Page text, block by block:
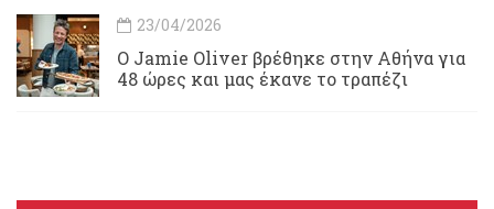
23/04/2026
Ο Jamie Oliver βρέθηκε στην Αθήνα για
48 ώρες και μας έκανε το τραπέζι